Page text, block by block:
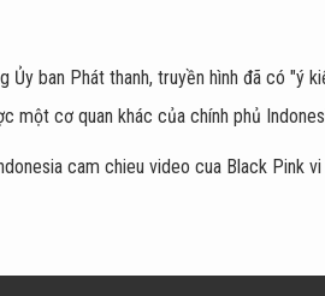
ban Phát thanh, truyền hình đã có "ý
một cơ quan khác của chính phủ